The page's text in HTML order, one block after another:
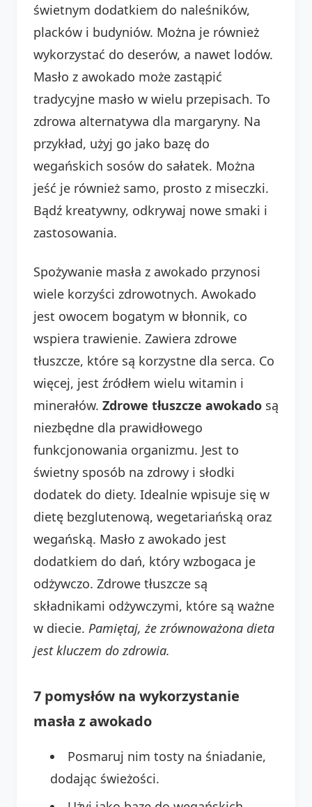
świetnym dodatkiem do naleśników,
placków i budyniów. Można je również
wykorzystać do deserów, a nawet lodów.
Masło z awokado może zastąpić
tradycyjne masło w wielu przepisach. To
zdrowa alternatywa dla margaryny. Na
przykład, użyj go jako bazę do
wegańskich sosów do sałatek. Można
jeść je również samo, prosto z miseczki.
Bądź kreatywny, odkrywaj nowe smaki i
zastosowania.
Spożywanie masła z awokado przynosi
wiele korzyści zdrowotnych. Awokado
jest owocem bogatym w błonnik, co
wspiera trawienie. Zawiera zdrowe
tłuszcze, które są korzystne dla serca. Co
więcej, jest źródłem wielu witamin i
minerałów. Zdrowe tłuszcze awokado są
niezbędne dla prawidłowego
funkcjonowania organizmu. Jest to
świetny sposób na zdrowy i słodki
dodatek do diety. Idealnie wpisuje się w
dietę bezglutenową, wegetariańską oraz
wegańską. Masło z awokado jest
dodatkiem do dań, który wzbogaca je
odżywczo. Zdrowe tłuszcze są
składnikami odżywczymi, które są ważne
w diecie. Pamiętaj, że zrównoważona dieta
jest kluczem do zdrowia.
7 pomysłów na wykorzystanie
masła z awokado
Posmaruj nim tosty na śniadanie,
dodając świeżości.